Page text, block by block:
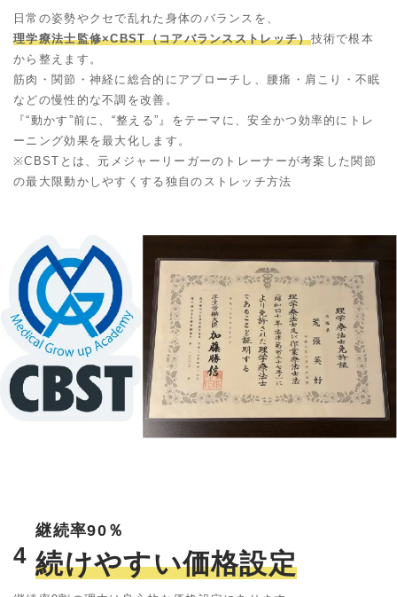
日常の姿勢やクセで乱れた身体のバランスを、
理学療法士監修×CBST（コアバランスストレッチ）技術で根本
から整えます。
筋肉・関節・神経に総合的にアプローチし、腰痛・肩こり・不眠
などの慢性的な不調を改善。
『“動かす”前に、“整える”』をテーマに、安全かつ効率的にトレ
ーニング効果を最大化します。
※CBSTとは、元メジャーリーガーのトレーナーが考案した関節
の最大限動かしやすくする独自のストレッチ方法
4
継続率90％
続けやすい価格設定